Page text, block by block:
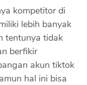
kompetitor di
lebih banyak
tentunya tidak
berfikir
akun tiktok
hal ini bisa